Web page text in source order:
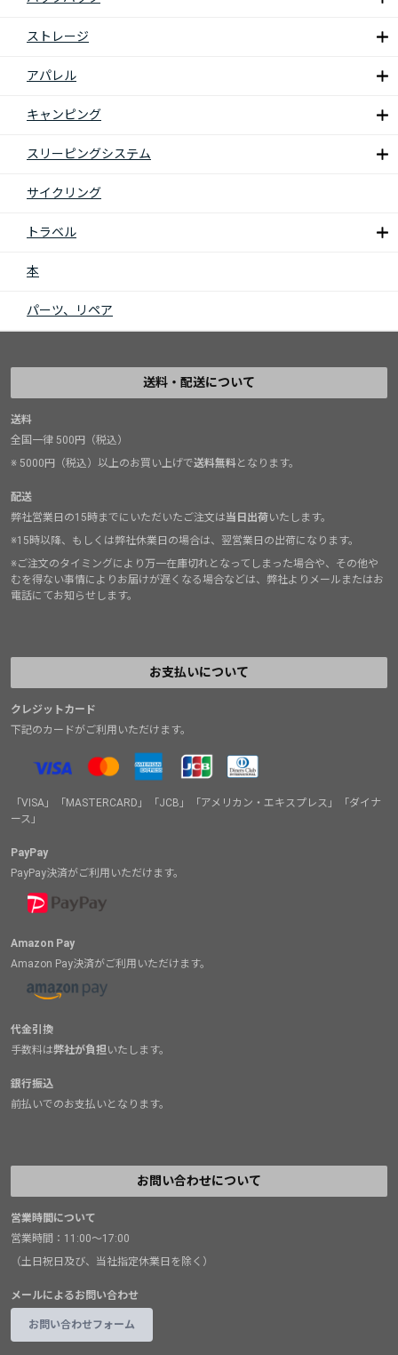
ストレージ
アパレル
キャンピング
スリーピングシステム
サイクリング
トラベル
本
パーツ、リペア
送料・配送について
送料
全国一律 500円（税込）
※ 5000円（税込）以上のお買い上げで送料無料となります。
配送
弊社営業日の15時までにいただいたご注文は当日出荷いたします。
※15時以降、もしくは弊社休業日の場合は、翌営業日の出荷になります。
※ご注文のタイミングにより万一在庫切れとなってしまった場合や、その他や
むを得ない事情によりお届けが遅くなる場合などは、弊社よりメールまたはお
電話にてお知らせします。
お支払いについて
クレジットカード
下記のカードがご利用いただけます。
「VISA」「MASTERCARD」「JCB」「アメリカン・エキスプレス」「ダイナ
ース」
PayPay
PayPay決済がご利用いただけます。
Amazon Pay
Amazon Pay決済がご利用いただけます。
代金引換
手数料は弊社が負担いたします。
銀行振込
前払いでのお支払いとなります。
お問い合わせについて
営業時間について
営業時間：11:00～17:00
（土日祝日及び、当社指定休業日を除く）
メールによるお問い合わせ
お問い合わせフォーム